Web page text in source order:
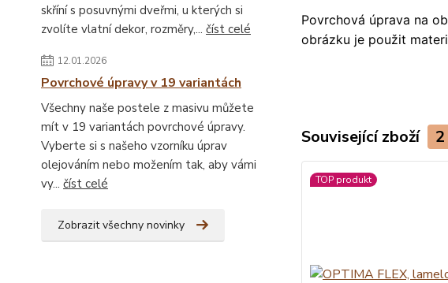
skříní s posuvnými dveřmi, u kterých si
zvolíte vlatní dekor, rozměry,... číst celé
12.01.2026
Povrchové úpravy v 19 variantách
Všechny naše postele z masivu můžete
mít v 19 variantách povrchové úpravy.
Vyberte si s našeho vzorníku úprav
olejováním nebo možením tak, aby vámi
vy... číst celé
Zobrazit všechny novinky
Povrchová úprava na
obrázku je použit
Související zboží 2
TOP produkt